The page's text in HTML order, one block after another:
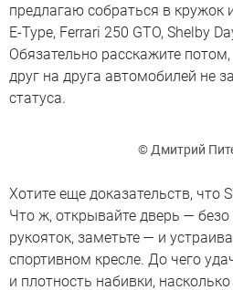
предлагаю собраться в кружок
E-Type, Ferrari 250 GTO, Shelby
Обязательно расскажите
друг на друга автомобилей не
статуса.
© Дмитрий
Хотите еще доказательств, что
Что ж, открывайте дверь —
рукояток, заметьте — и
спортивном кресле. До чего
и плотность набивки,